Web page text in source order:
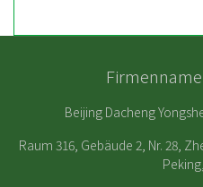
Beijing Dacheng
Raum 316, Gebäude 2, Nr. 28,